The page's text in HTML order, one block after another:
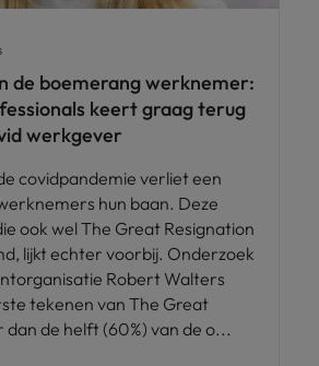
de boemerang werknemer:
keert graag terug
werkgever
covidpandemie verliet een
hun baan. Deze
ook wel The Great Resignation
lijkt echter voorbij. Onderzoek
Robert Walters
tekenen van The Great
dan de helft (60%) van de o